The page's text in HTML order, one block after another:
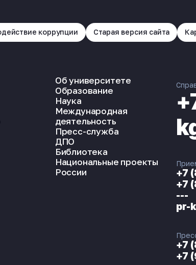
коррупции Старая версия сайта
Об университете
Образование
Наука
Международная
деятельность
Пресс-служба
ДПО
Библиотека
Национальные проекты
России
+7
+7
---
pr-
+7
+7